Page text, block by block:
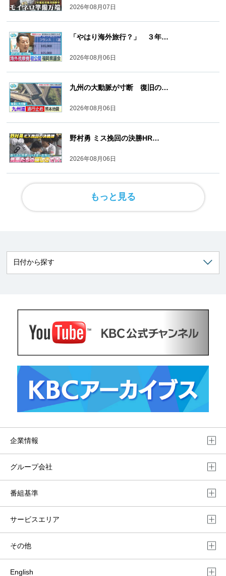
2026年08月07日
「やはり海外旅行？」 ３年…
2026年08月06日
九州の大動脈が寸断 復旧の…
2026年08月06日
野村勇 ミス挽回の決勝HR…
2026年08月06日
もっと見る
企業情報
グループ会社
番組基準
サービスエリア
その他
English